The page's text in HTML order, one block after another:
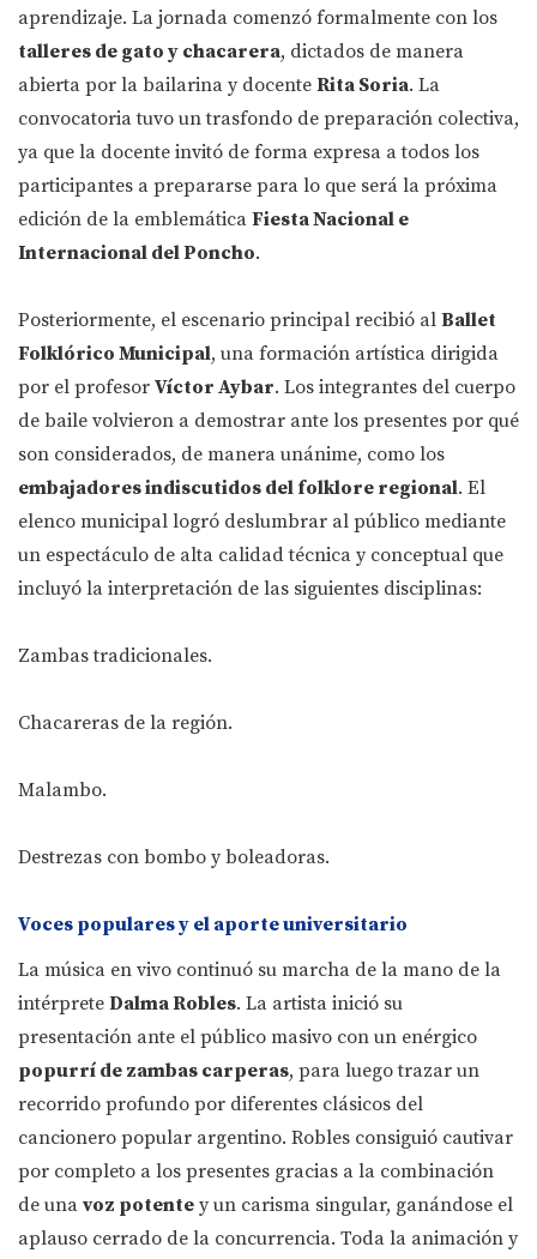
aprendizaje. La jornada comenzó formalmente con los
talleres de gato y chacarera, dictados de manera
abierta por la bailarina y docente Rita Soria. La
convocatoria tuvo un trasfondo de preparación colectiva,
ya que la docente invitó de forma expresa a todos los
participantes a prepararse para lo que será la próxima
edición de la emblemática Fiesta Nacional e
Internacional del Poncho.
Posteriormente, el escenario principal recibió al Ballet
Folklórico Municipal, una formación artística dirigida
por el profesor Víctor Aybar. Los integrantes del cuerpo
de baile volvieron a demostrar ante los presentes por qué
son considerados, de manera unánime, como los
embajadores indiscutidos del folklore regional. El
elenco municipal logró deslumbrar al público mediante
un espectáculo de alta calidad técnica y conceptual que
incluyó la interpretación de las siguientes disciplinas:
Zambas tradicionales.
Chacareras de la región.
Malambo.
Destrezas con bombo y boleadoras.
Voces populares y el aporte universitario
La música en vivo continuó su marcha de la mano de la
intérprete Dalma Robles. La artista inició su
presentación ante el público masivo con un enérgico
popurrí de zambas carperas, para luego trazar un
recorrido profundo por diferentes clásicos del
cancionero popular argentino. Robles consiguió cautivar
por completo a los presentes gracias a la combinación
de una voz potente y un carisma singular, ganándose el
aplauso cerrado de la concurrencia. Toda la animación y